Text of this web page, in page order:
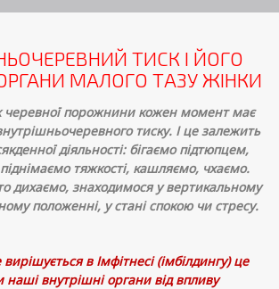
ТИСК І ЙОГО
МАЛОГО ТАЗУ ЖІНКИ
черевної порожнини кожен момент має
тиску. І це залежить
діяльності: бігаємо підтюпцем,
тяжкості, кашляємо, чхаємо.
дихаємо, знаходимося у вертикальному
положенні, у стані спокою чи стресу.
в Імфітнесі (імбілдингу) це
наші внутрішні органи від впливу